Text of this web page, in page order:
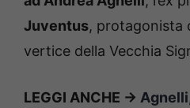
Juventus, protagonista
vertice della Vecchia
LEGGI ANCHE ->